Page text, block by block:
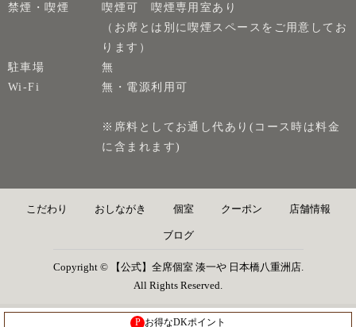
禁煙・喫煙
喫煙可 喫煙専用室あり
（お席とは別に喫煙スペースをご用意してお
ります）
駐車場
無
Wi-Fi
無・電源利用可
※席料としてお通し代あり(コース時は料金
に含まれます)
こだわり おしながき 個室 クーポン 店舗情報
ブログ
Copyright © 【公式】全席個室 湊一や 日本橋八重洲店.
All Rights Reserved.
P お得なDKポイント